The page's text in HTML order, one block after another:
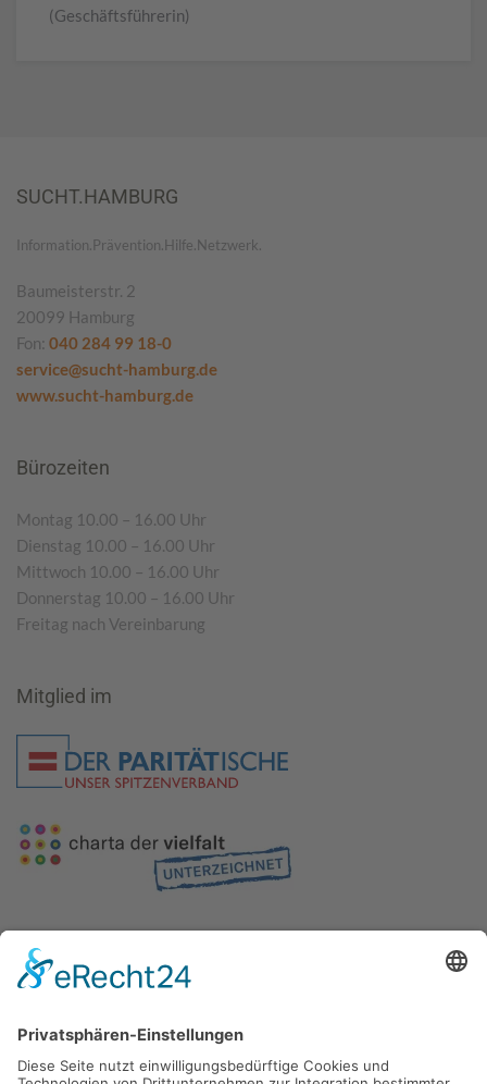
(Geschäftsführerin)
SUCHT.HAMBURG
Information.Prävention.Hilfe.Netzwerk.
Baumeisterstr. 2
20099 Hamburg
Fon: 040 284 99 18-0
service@sucht-hamburg.de
www.sucht-hamburg.de
Bürozeiten
Montag 10.00 – 16.00 Uhr
Dienstag 10.00 – 16.00 Uhr
Mittwoch 10.00 – 16.00 Uhr
Donnerstag 10.00 – 16.00 Uhr
Freitag nach Vereinbarung
Mitglied im